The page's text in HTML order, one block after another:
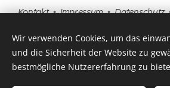
Kontakt•Impressum•Datenschutz
Endlich angekommen ▲
Wir verwenden Cookies, um das
und die Sicherheit der Website zu
bestmögliche Nutzererfahrung zu